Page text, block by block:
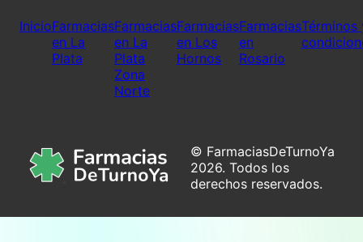
InicioFarmacias
en La
Plata
Farmacias
en La
Plata
Zona
Norte
Farmacias
en Los
Hornos
Farmacias
en
Rosario
Términos
© FarmaciasDeTurnoYa
2026. Todos los
derechos reservados.